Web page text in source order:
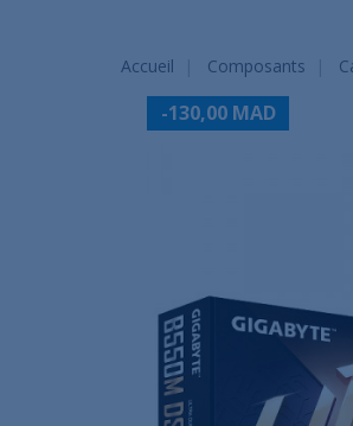
Accueil Composants
-130,00 MAD